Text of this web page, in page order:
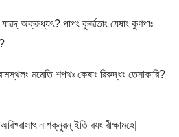
যাৱদ্ অক্রুধ্যৎ? পাপং কুর্ৱ্ৱতাং যেষাং কুণপাঃ
মমেতি শপথঃ কেষাং ৱিরুদ্ধং তেনাকারি?
নাশক্নুৱন্ ইতি ৱযং ৱীক্ষামহে|